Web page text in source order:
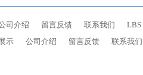
司介绍 留言反馈 联系我们 LBS
示 公司介绍 留言反馈 联系我们